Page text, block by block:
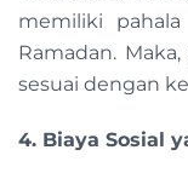
memiliki
Ramadan.
sesuai dengan
4. Biaya Sosial